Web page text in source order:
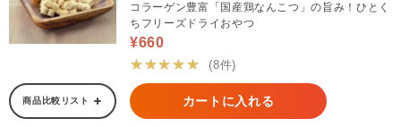
コラーゲン豊富「国産鶏なんこつ」の旨み！ひとく
ちフリーズドライおやつ
¥660
★★★★★
(8件)
商品比較リスト カートに入れる